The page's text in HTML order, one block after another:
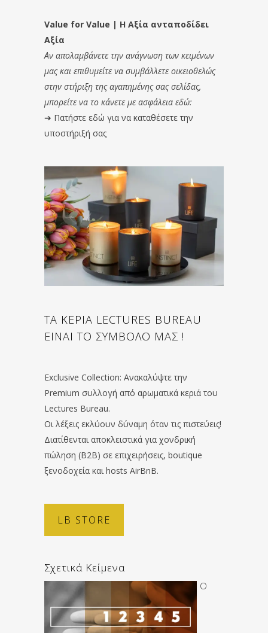
Value for Value | Η Αξία ανταποδίδει
Αξία
Αν απολαμβάνετε την ανάγνωση των κειμένων
μας και επιθυμείτε να συμβάλλετε οικειοθελώς
στην στήριξη της αγαπημένης σας σελίδας,
μπορείτε να το κάνετε με ασφάλεια εδώ:
➔ Πατήστε εδώ για να καταθέσετε την
υποστήριξή σας
ΤΑ ΚΕΡΙΑ LECTURES BUREAU
ΕΙΝΑΙ ΤΟ ΣΥΜΒΟΛΟ ΜΑΣ !
Exclusive Collection: Ανακαλύψτε την
Premium συλλογή από αρωματικά κεριά του
Lectures Bureau.
Οι λέξεις εκλύουν δύναμη όταν τις πιστεύεις!
Διατίθενται αποκλειστικά για χονδρική
πώληση (B2B) σε επιχειρήσεις, boutique
ξενοδοχεία και hosts AirBnB.
LB STORE
Σχετικά Κείμενα
Ο